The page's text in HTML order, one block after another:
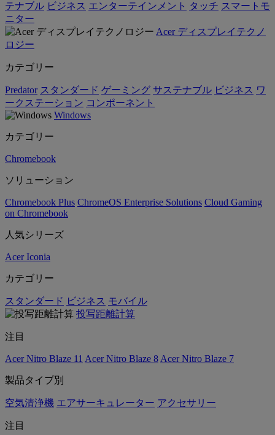
テナブル ビジネス エンターテインメント タッチ スマートモ
ニター
Acer ディスプレイテクノ
ロジー
カテゴリー
Predator スタンダード ゲーミング サステナブル ビジネス ワ
ークステーション コンポーネント
Windows
カテゴリー
Chromebook
ソリューション
Chromebook Plus ChromeOS Enterprise Solutions Cloud Gaming
on Chromebook
人気シリーズ
Acer Iconia
カテゴリー
スタンダード ビジネス モバイル
投写距離計算
注目
Acer Nitro Blaze 11 Acer Nitro Blaze 8 Acer Nitro Blaze 7
製品タイプ別
空気清浄機 エアサーキュレーター アクセサリー
注目